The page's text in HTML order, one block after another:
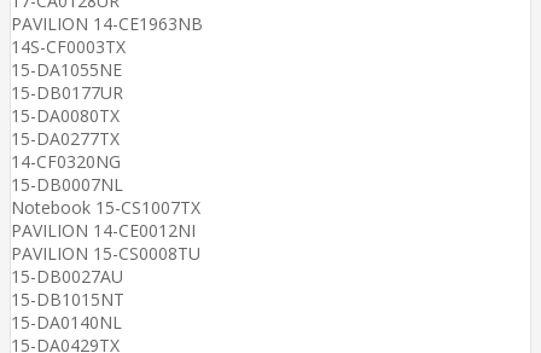
PAVILION 14-CE1963NB
14S-CF0003TX
15-DA1055NE
15-DB0177UR
15-DA0080TX
15-DA0277TX
14-CF0320NG
15-DB0007NL
Notebook 15-CS1007TX
PAVILION 14-CE0012NI
PAVILION 15-CS0008TU
15-DB0027AU
15-DB1015NT
15-DA0140NL
15-DA0429TX